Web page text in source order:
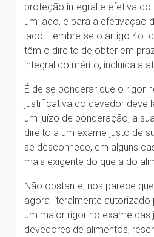
proteção integral e efetiva do
um lado, e para a efetivação
lado. Lembre-se o artigo 4o.
têm o direito de obter em
integral do mérito, incluída a
É de se ponderar que o rigor
justificativa do devedor deve
um juízo de ponderação, a
direito a um exame justo de
se desconhece, em alguns
mais exigente do que a do
Não obstante, nos parece
agora literalmente autorizado
um maior rigor no exame
devedores de alimentos,